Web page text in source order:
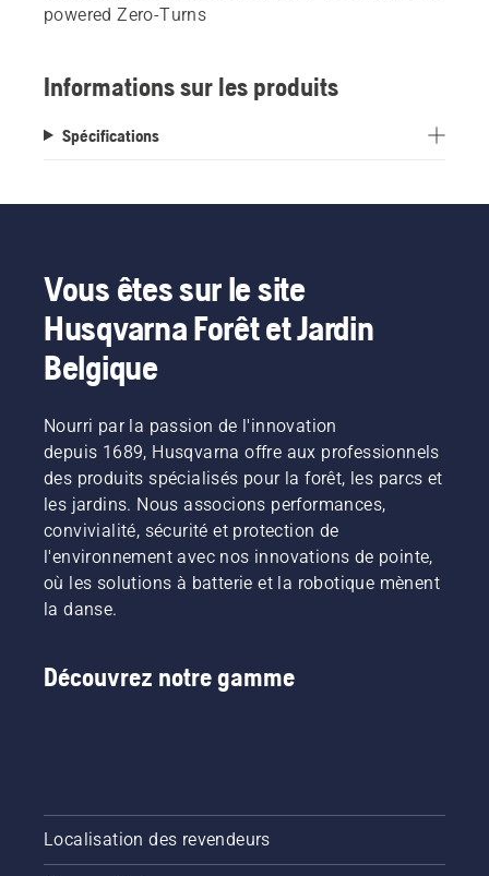
powered Zero-Turns
Informations sur les produits
Spécifications
Vous êtes sur le site
Husqvarna Forêt et Jardin
Belgique
Nourri par la passion de l'innovation
depuis 1689, Husqvarna offre aux professionnels
des produits spécialisés pour la forêt, les parcs et
les jardins. Nous associons performances,
convivialité, sécurité et protection de
l'environnement avec nos innovations de pointe,
où les solutions à batterie et la robotique mènent
la danse.
Découvrez notre gamme
Localisation des revendeurs